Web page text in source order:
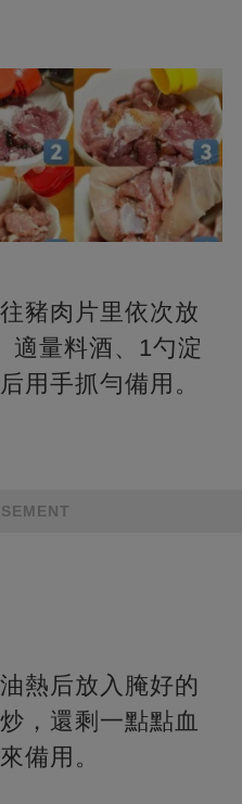
豬肉片里依次放
適量料酒、1勺淀
用手抓勻備用。
熱后放入腌好的
，還剩一點點血
備用。